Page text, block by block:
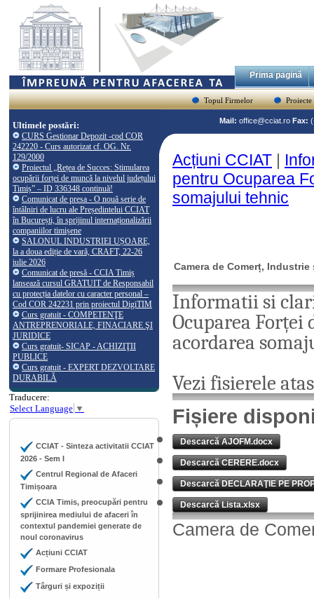
Prima pagină
Topul Firmelor Proiecte
Ultimele postări:
CURS Gestionar Depozit -cod COR
242220 - Curs autorizat cf. OG. Nr.
129/2000
Proiectul „Rețea de Succes: Stimularea
ocupării forței de muncă la nivelul județului
Timiș” – ID 336348 continuă!
Comunicat de presa - O nouă serie de
întâlniri de lucru ale Președintelui CCIAT
în București, în sprijinul internaționalizării
companiilor timișene
SALONUL INDUSTRIEI UȘOARE,
la a doua ediție de vară, CRAFT, 22-26
iulie 2026
Comunicat de presă - CCIA Timiș
lansează cursul GRATUIT de Responsabil
cu protecția datelor cu caracter personal –
Cod COR 242231 prin proiectul DigiTIM
Curs gratuit - COMPETENŢE
ANTREPRENORIALE, FINACIARE ŞI
JURIDICE
Curs gratuit- SICAP - ACHIZIŢII
PUBLICE
Curs gratuit - EXPERT DEZVOLTARE
DURABILĂ
Traducere:
Select Language ▼
CCIAT - Sinteza activitatii CCIAT
2026 - Sem I
Centrul Regional de Afaceri
Timișoara
CCIA Timis, preocupări pentru
sprijinirea mediului de afaceri în
contextul pandemiei generate de
noul coronavirus
Acțiuni CCIAT
Formare Profesionala
Târguri și expoziții
Mail: office@cciat.ro Fax:
Acțiuni CCIAT |
pentru Ocuparea
somajului tehnic
Camera de Comerț,
Informatii si
Ocuparea Forței
acordarea
Vezi fisierele
Fișiere
Descarcă AJOFM.docx
Descarcă CERERE.docx
Descarcă DECLARAŢIE PE
Descarcă Lista.xlsx
Camera de